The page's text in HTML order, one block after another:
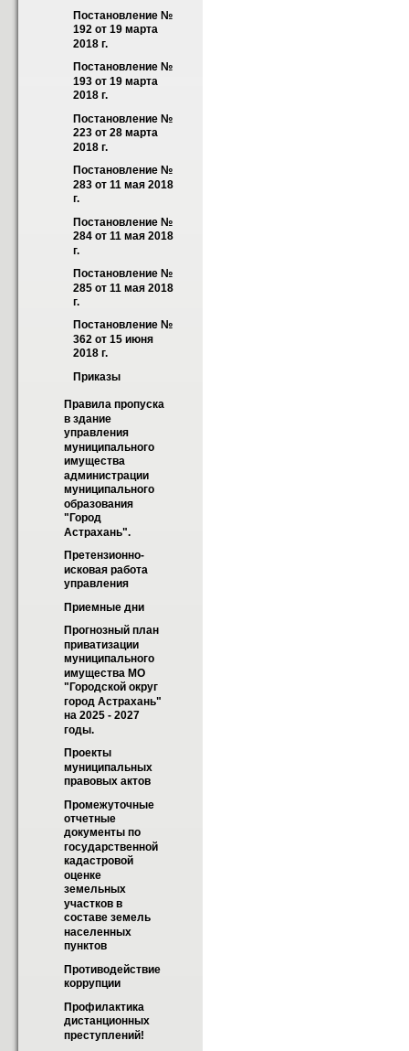
Постановление №
192 от 19 марта
2018 г.
Постановление №
193 от 19 марта
2018 г.
Постановление №
223 от 28 марта
2018 г.
Постановление №
283 от 11 мая 2018
г.
Постановление №
284 от 11 мая 2018
г.
Постановление №
285 от 11 мая 2018
г.
Постановление №
362 от 15 июня
2018 г.
Приказы
Правила пропуска
в здание
управления
муниципального
имущества
администрации
муниципального
образования
"Город
Астрахань".
Претензионно-
исковая работа
управления
Приемные дни
Прогнозный план
приватизации
муниципального
имущества МО
"Городской округ
город Астрахань"
на 2025 - 2027
годы.
Проекты
муниципальных
правовых актов
Промежуточные
отчетные
документы по
государственной
кадастровой
оценке
земельных
участков в
составе земель
населенных
пунктов
Противодействие
коррупции
Профилактика
дистанционных
преступлений!